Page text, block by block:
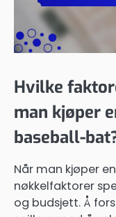
Hvilke
man kjøper
baseball-
Når man kjøper
nøkkelfaktorer
og budsjett. Å